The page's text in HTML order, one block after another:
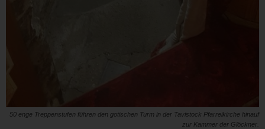
50 enge Treppenstufen führen den gotischen Turm in der Tavistock Pfarreikirche hinauf
zur Kammer der Glöckner.